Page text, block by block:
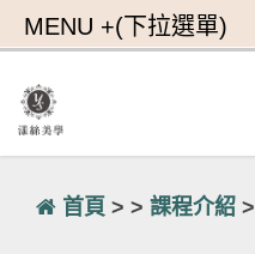
首頁 > > 課程介紹>